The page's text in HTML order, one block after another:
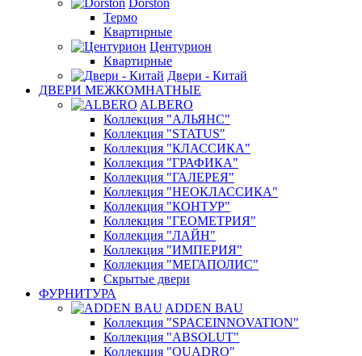
Термо
Квартирные
Центурион
Квартирные
Двери - Китай
ДВЕРИ МЕЖКОМНАТНЫЕ
ALBERO
Коллекция "АЛЬЯНС"
Коллекция "STATUS"
Коллекция "КЛАССИКА"
Коллекция "ГРАФИКА"
Коллекция "ГАЛЕРЕЯ"
Коллекция "НЕОКЛАССИКА"
Коллекция "КОНТУР"
Коллекция "ГЕОМЕТРИЯ"
Коллекция "ЛАЙН"
Коллекция "ИМПЕРИЯ"
Коллекция "МЕГАПОЛИС"
Скрытые двери
ФУРНИТУРА
ADDEN BAU
Коллекция "SPACEINNOVATION"
Коллекция "ABSOLUT"
Коллекция "QUADRO"